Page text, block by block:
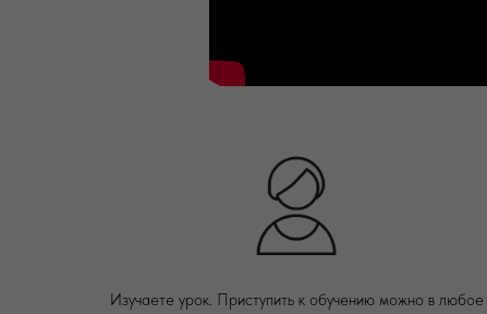
Изучаете урок. Приступить к обучению можно в любое